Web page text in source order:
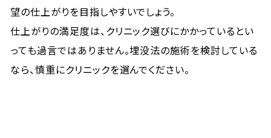
望の仕上がりを目指しやすいでしょう。
仕上がりの満足度は、クリニック選びにかかっているとい
っても過言ではありません。埋没法の施術を検討している
なら、慎重にクリニックを選んでください。